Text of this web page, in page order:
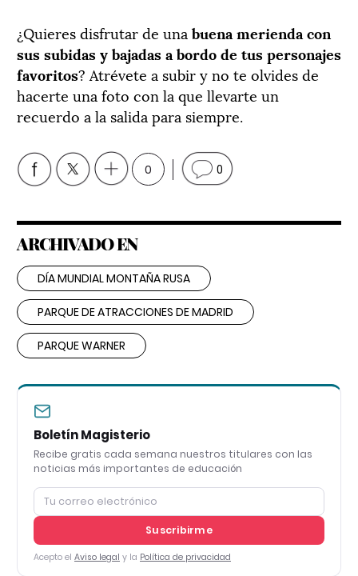
¿Quieres disfrutar de una buena merienda con
sus subidas y bajadas a bordo de tus personajes
favoritos? Atrévete a subir y no te olvides de
hacerte una foto con la que llevarte un
recuerdo a la salida para siempre.
0 0
ARCHIVADO EN
DÍA MUNDIAL MONTAÑA RUSA
PARQUE DE ATRACCIONES DE MADRID
PARQUE WARNER
Boletín Magisterio
Recibe gratis cada semana nuestros titulares con las
noticias más importantes de educación
Suscribirme
Acepto el Aviso legal y la Política de privacidad